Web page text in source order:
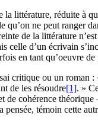
littérature, réduite à
qu’on ne peut
de la littérature
celle d’un écrivain
en tant qu’oeuvre
critique ou un
de les résoudre[1]. »
cohérence
pensée, témoin cette